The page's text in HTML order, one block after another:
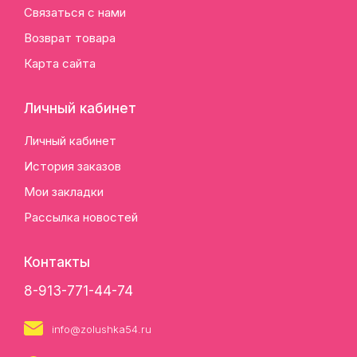
Связаться с нами
Возврат товара
Карта сайта
Личный кабинет
Личный кабинет
История заказов
Мои закладки
Рассылка новостей
Контакты
8-913-771-44-74
info@zolushka54.ru